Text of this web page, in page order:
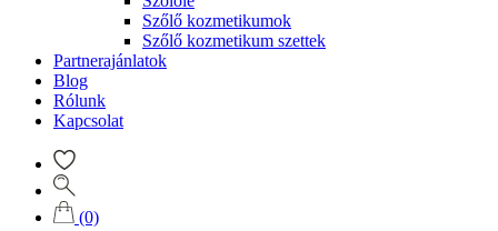
Szőlő kozmetikumok
Szőlő kozmetikum szettek
Partnerajánlatok
Blog
Rólunk
Kapcsolat
(0)